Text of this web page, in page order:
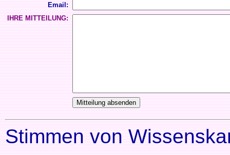
Email:
IHRE MITTEILUNG:
Stimmen von